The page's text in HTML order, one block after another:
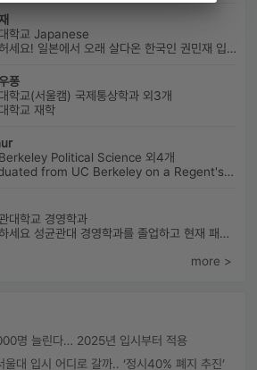
학교 Japanese
안녕허세요! 일본에서 오래 살다온 한국인 권민재 입니다. 16년간 설고...
퐁
학교(서울캠) 국제통상학과 외3개
학교 재학
Political Science 외4개
Graduated from UC Berkeley on a Regent's Scholarship. Af...
대학교 경영학과
안녕하세요 성균관대 경영학과를 졸업하고 현재 패션 회사 기획자로 있습니...
more >
명 늘린다… 2025년 입시부터 적용
대 입시 어디로 갈까.. ‘정시40% 폐지 추진’